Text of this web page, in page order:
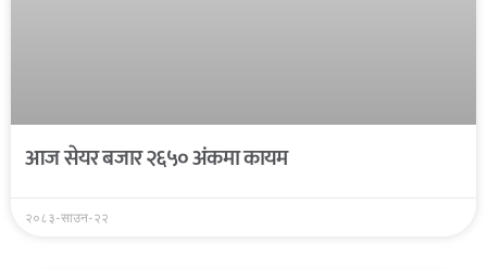
आज सेयर बजार २६५० अंकमा कायम
२०८३-साउन-२२